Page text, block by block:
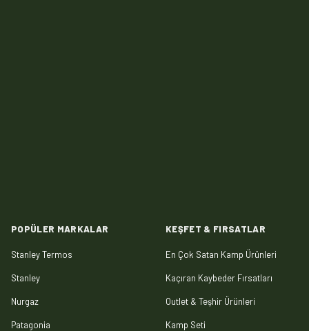
POPÜLER MARKALAR
Stanley Termos
Stanley
Nurgaz
Patagonia
KEŞFET & FIRSATLAR
En Çok Satan Kamp Ürünleri
Kaçıran Kaybeder Fırsatları
Outlet & Teşhir Ürünleri
Kamp Seti